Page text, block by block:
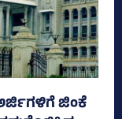
ಜಿಂಕೆ